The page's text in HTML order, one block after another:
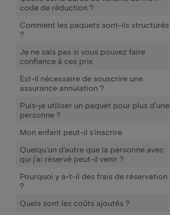
code de réduction ?
Comment les paquets sont-ils structurés
?
Je ne sais pas si vous pouvez faire
confiance à ces prix.
Est-il nécessaire de souscrire une
assurance annulation ?
Puis-je utiliser un paquet pour plus d'une
personne ?
Mon enfant peut-il s'inscrire
Quelqu'un d'autre que la personne avec
qui j'ai réservé peut-il venir ?
Pourquoi y a-t-il des frais de réservation
?
Quels sont les coûts ajoutés ?